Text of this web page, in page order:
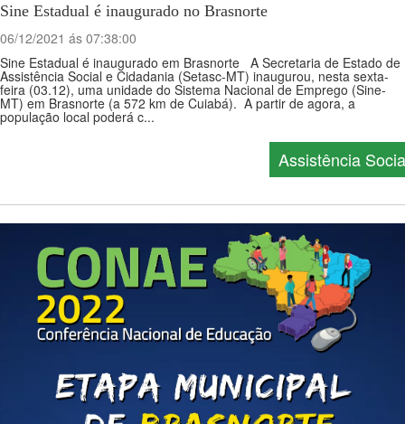
Sine Estadual é inaugurado no Brasnorte
06/12/2021 ás 07:38:00
Sine Estadual é inaugurado em Brasnorte A Secretaria de Estado de
Assistência Social e Cidadania (Setasc-MT) inaugurou, nesta sexta-
feira (03.12), uma unidade do Sistema Nacional de Emprego (Sine-
MT) em Brasnorte (a 572 km de Cuiabá). A partir de agora, a
população local poderá c...
Assistência